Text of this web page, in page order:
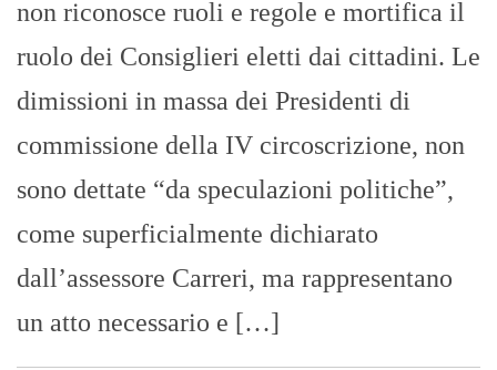
non riconosce ruoli e regole e mortifica il
ruolo dei Consiglieri eletti dai cittadini. Le
dimissioni in massa dei Presidenti di
commissione della IV circoscrizione, non
sono dettate “da speculazioni politiche”,
come superficialmente dichiarato
dall’assessore Carreri, ma rappresentano
un atto necessario e […]